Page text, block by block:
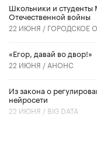
Школьники и студенты
Отечественной войны
22 ИЮНЯ / ГОРОДСКОЕ
«Егор, давай во двор!»
22 ИЮНЯ / АНОНС
Из закона о
нейросети
22 ИЮНЯ / BIG DATA